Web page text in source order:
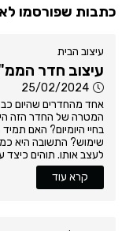
כתבות שפורסמו
עיצוב הבית
עיצוב חדר
25/02/2024
אחד מהחדרים שהיום
המטרה של החדר הזה
בחיי היומיום? האם
שימוש? התשובה היא
לעצב אותו. תוהים כיצד
קרא עוד